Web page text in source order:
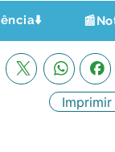
Imprimir